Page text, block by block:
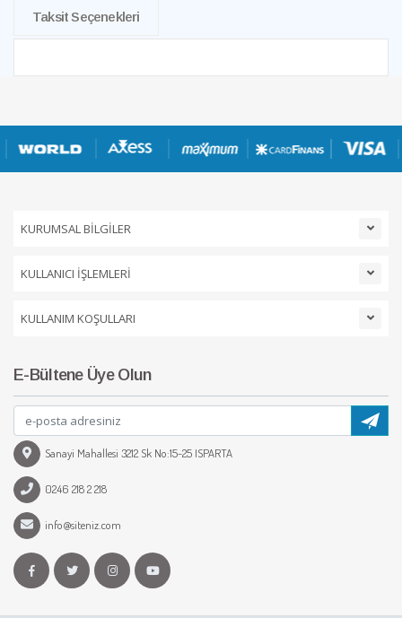
Taksit Seçenekleri
KURUMSAL BİLGİLER
KULLANICI İŞLEMLERİ
KULLANIM KOŞULLARI
E-Bültene Üye Olun
Sanayi Mahallesi 3212 Sk No:15-25 ISPARTA
0246 218 2 218
info@siteniz.com